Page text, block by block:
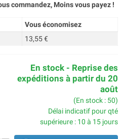
commandez, Moins vous payez !
Vous économisez
13,55 €
En stock - Reprise des
expéditions à partir du 20
août
(En stock : 50)
Délai indicatif pour qté
supérieure : 10 à 15 jours